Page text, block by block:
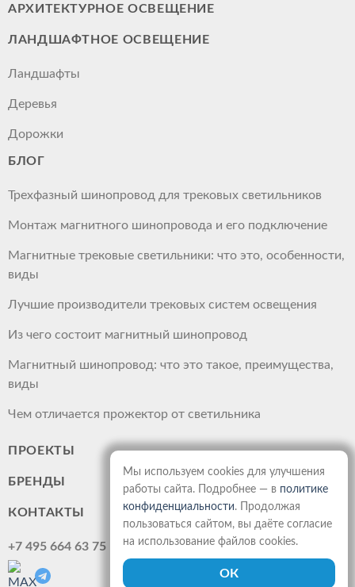
АРХИТЕКТУРНОЕ ОСВЕЩЕНИЕ
ЛАНДШАФТНОЕ ОСВЕЩЕНИЕ
Ландшафты
Деревья
Дорожки
БЛОГ
Трехфазный шинопровод для трековых светильников
Монтаж магнитного шинопровода и его подключение
Магнитные трековые светильники: что это, особенности,
виды
Лучшие производители трековых систем освещения
Из чего состоит магнитный шинопровод
Магнитный шинопровод: что это такое, преимущества,
виды
Чем отличается прожектор от светильника
ПРОЕКТЫ
БРЕНДЫ
КОНТАКТЫ
+7 495 664 63 75
Мы используем cookies для улучшения
работы сайта. Подробнее — в политике
конфиденциальности. Продолжая
пользоваться сайтом, вы даёте согласие
на использование файлов cookies.